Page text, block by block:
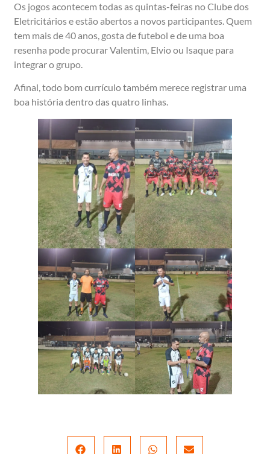
Os jogos acontecem todas as quintas-feiras no Clube dos
Eletricitários e estão abertos a novos participantes. Quem
tem mais de 40 anos, gosta de futebol e de uma boa
resenha pode procurar Valentim, Elvio ou Isaque para
integrar o grupo.
Afinal, todo bom currículo também merece registrar uma
boa história dentro das quatro linhas.